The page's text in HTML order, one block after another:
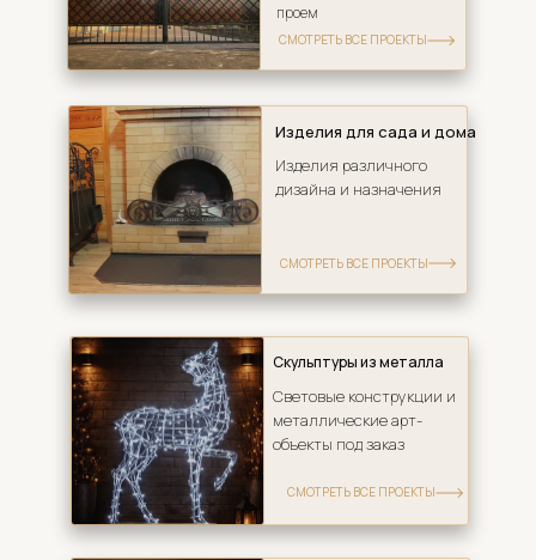
проем
СМОТРЕТЬ ВСЕ ПРОЕКТЫ
Световые конструкции и
металлические арт-
объекты под заказ
Скульптуры из металла
СМОТРЕТЬ ВСЕ ПРОЕКТЫ
Изделия различного
дизайна и назначения
Изделия для сада и дома
СМОТРЕТЬ ВСЕ ПРОЕКТЫ